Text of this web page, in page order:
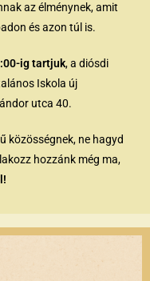
az élménynek, amit
és azon túl is.
ig tartjuk, a diósdi
Iskola új
utca 40.
közösségnek, ne hagyd
hozzánk még ma,